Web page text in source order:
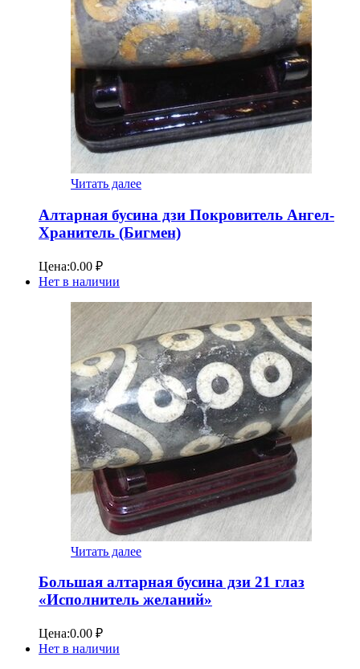
Читать далее
Алтарная бусина дзи Покровитель Ангел-
Хранитель (Бигмен)
Цена:0.00 ₽
Нет в наличии
Читать далее
Большая алтарная бусина дзи 21 глаз
«Исполнитель желаний»
Цена:0.00 ₽
Нет в наличии